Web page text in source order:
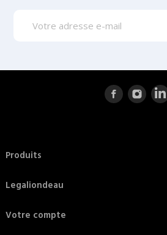
Produits
Legaliondeau
Votre compte